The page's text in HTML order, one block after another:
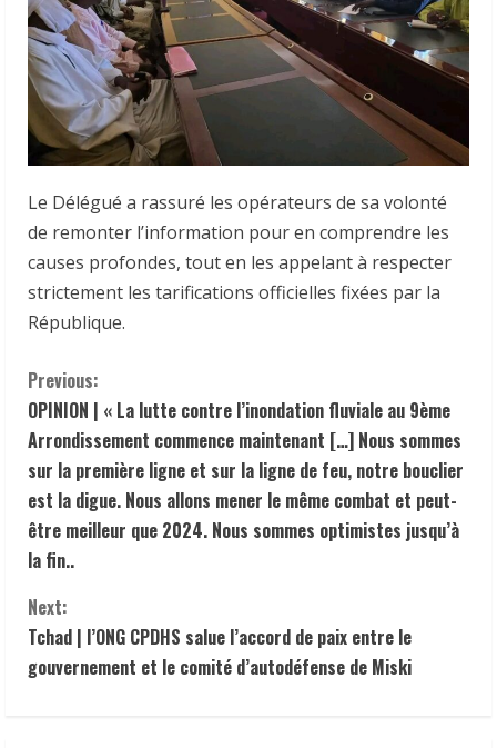
Le Délégué a rassuré les opérateurs de sa volonté
de remonter l’information pour en comprendre les
causes profondes, tout en les appelant à respecter
strictement les tarifications officielles fixées par la
République.
C
o
n
t
i
n
u
Previous:
OPINION | « La lutte contre l’inondation fluviale au 9ème
Arrondissement commence maintenant […] Nous sommes
sur la première ligne et sur la ligne de feu, notre bouclier
est la digue. Nous allons mener le même combat et peut-
être meilleur que 2024. Nous sommes optimistes jusqu’à
la fin..
Next:
Tchad | l’ONG CPDHS salue l’accord de paix entre le
gouvernement et le comité d’autodéfense de Miski